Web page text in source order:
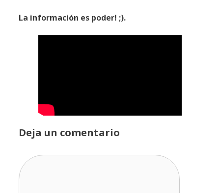
La información es poder! ;).
Deja un comentario
Comentario